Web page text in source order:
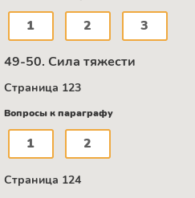
1 2 3
49-50. Сила тяжести
Страница 123
Вопросы к параграфу
1 2
Страница 124